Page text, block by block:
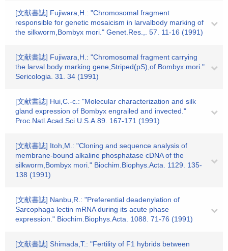
[文献書誌] Fujiwara,H.: "Chromosomal fragment
responsible for genetic mosaicism in larvalbody marking of
the silkworm,Bombyx mori." Genet.Res.,. 57. 11-16 (1991)
[文献書誌] Fujiwara,H.: "Chromosomal fragment carrying
the larval body marking gene,Striped(pS),of Bombyx mori."
Sericologia. 31. 34 (1991)
[文献書誌] Hui,C.-c.: "Molecular characterization and silk
gland expression of Bombyx engrailed and invected."
Proc.Natl.Acad.Sci U.S.A.89. 167-171 (1991)
[文献書誌] Itoh,M.: "Cloning and sequence analysis of
membrane-bound alkaline phosphatase cDNA of the
silkworm,Bombyx mori." Biochim.Biophys.Acta. 1129. 135-
138 (1991)
[文献書誌] Nanbu,R.: "Preferential deadenylation of
Sarcophaga lectin mRNA during its acute phase
expression." Biochim.Biophys.Acta. 1088. 71-76 (1991)
[文献書誌] Shimada,T.: "Fertility of F1 hybrids between